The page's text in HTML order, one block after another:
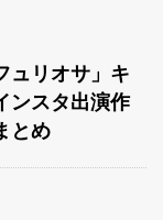
ュリオサ」キ
ンスタ出演作
とめ